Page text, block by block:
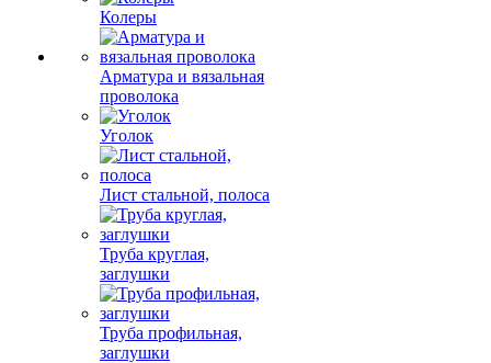
Колеры
Арматура и вязальная
проволока
Уголок
Лист стальной, полоса
Труба круглая,
заглушки
Труба профильная,
заглушки